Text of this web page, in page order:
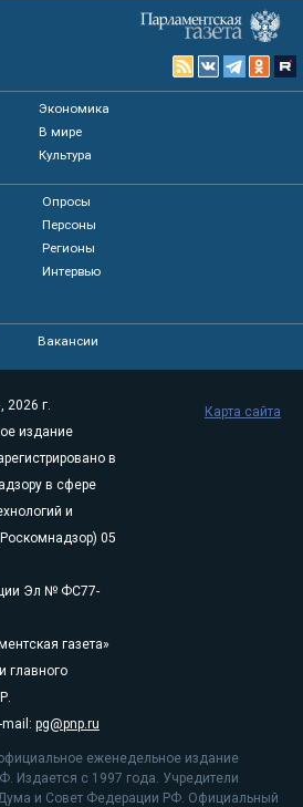
Экономика
В мире
Культура
Опросы
Персоны
Регионы
Интервью
Вакансии
2026 г.
издание
в
в сфере
и
05
Эл № ФС77-
газета»
главного
pg@pnp.ru
еженедельное издание
Издается с 1997 года. Учредители
Дума и Совет Федерации РФ. Официальный
Карта сайта